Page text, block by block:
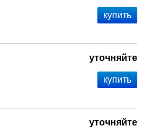
уточняйте
уточняйте